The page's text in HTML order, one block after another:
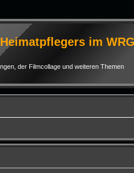
im WRG
der Filmcollage und weiteren Themen